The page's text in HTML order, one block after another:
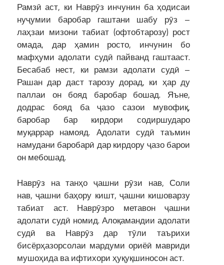
Рамзӣ аст, ки Наврӯз инчунин ба ҳодисаи
нуҷумии баробар гаштани шабу рӯз –
лаҳзаи мизони табиат (офтобтарозу) рост
омада, дар ҳамин росто, инчунин бо
мафҳуми адолати судӣ пайванд гаштааст.
Бесабаб нест, ки рамзи адолати судӣ –
Рашан дар даст тарозу дорад, ки ҳар ду
паллаи он бояд баробар бошад. Яъне,
додрас бояд ба ҷазо сазои мувофиқ,
баробар бар кирдори содиршударо
муқаррар намояд. Адолати судӣ таъмин
намудани баробарӣ дар кирдору ҷазо барои
он мебошад.
Наврӯз на танҳо ҷашни рӯзи нав, Соли
нав, ҷашни баҳору кишт, ҷашни кишоварзу
табиат аст. Наврӯзро метавон ҷашни
адолати судӣ номид. Алоқамандии адолати
судӣ ва Наврӯз дар тӯли таърихи
бисёрҳазорсолаи мардуми ориёӣ мавриди
мушоҳида ва ифтихори ҳуқуқшиносон аст.